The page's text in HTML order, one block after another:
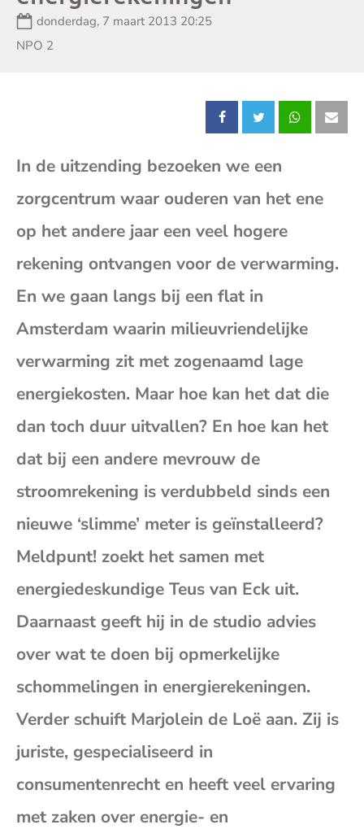
Datum:
donderdag, 7 maart 2013 20:25
Zender:
NPO 2
Deel
dit
bericht
op
Facebook
Deel
dit
bericht
op
Deel
bericht
op
In de uitzending bezoeken we een
zorgcentrum waar ouderen van het ene
op het andere jaar een veel hogere
rekening ontvangen voor de verwarming.
En we gaan langs bij een flat in
Amsterdam waarin milieuvriendelijke
verwarming zit met zogenaamd lage
energiekosten. Maar hoe kan het dat die
dan toch duur uitvallen? En hoe kan het
dat bij een andere mevrouw de
stroomrekening is verdubbeld sinds een
nieuwe ‘slimme’ meter is geïnstalleerd?
Meldpunt! zoekt het samen met
energiedeskundige Teus van Eck uit.
Daarnaast geeft hij in de studio advies
over wat te doen bij opmerkelijke
schommelingen in energierekeningen.
Verder schuift Marjolein de Loë aan. Zij is
juriste, gespecialiseerd in
consumentenrecht en heeft veel ervaring
met zaken over energie- en